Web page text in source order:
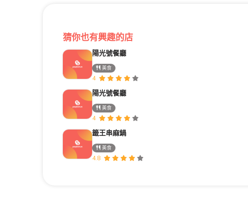
猜你也有興趣的店
陽光號餐廳
美食
4
陽光號餐廳
美食
4
籤王串麻鍋
美食
4.8